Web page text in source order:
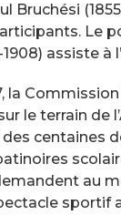
Bruchési
Le
assiste à
la
le terrain de
centaines
au
sportif